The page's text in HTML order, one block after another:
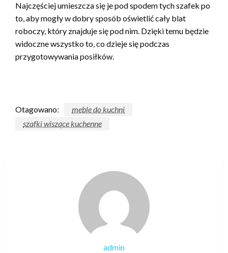
Najczęściej umieszcza się je pod spodem tych szafek po
to, aby mogły w dobry sposób oświetlić cały blat
roboczy, który znajduje się pod nim. Dzięki temu będzie
widoczne wszystko to, co dzieje się podczas
przygotowywania posiłków.
Otagowano:
meble do kuchni
szafki wiszące kuchenne
admin